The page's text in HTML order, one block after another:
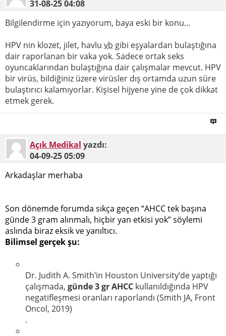
31-08-2504:08
Bilgilendirme için yazıyorum, baya eski bir konu...
HPV nin klozet, jilet, havlu vb gibi eşyalardan bulaştığına
dair raporlanan bir vaka yok. Sadece ortak seks
oyuncaklarından bulaştığına dair çalışmalar mevcut. HPV
bir virüs, bildiğiniz üzere virüsler dış ortamda uzun süre
bulaştırıcı kalamıyorlar. Kişisel hijyene yine de çok dikkat
etmek gerek.
Açık Medikal yazdı:
04-09-2505:09
Arkadaşlar merhaba
Son dönemde forumda sıkça geçen “AHCC tek başına
günde 3 gram alınmalı, hiçbir yan etkisi yok” söylemi
aslında biraz eksik ve yanıltıcı.
Bilimsel gerçek şu:
Dr. Judith A. Smith’in Houston University’de yaptığı
çalışmada, günde 3 gr AHCC kullanıldığında HPV
negatifleşmesi oranları raporlandı (Smith JA, Front
Oncol, 2019)
.